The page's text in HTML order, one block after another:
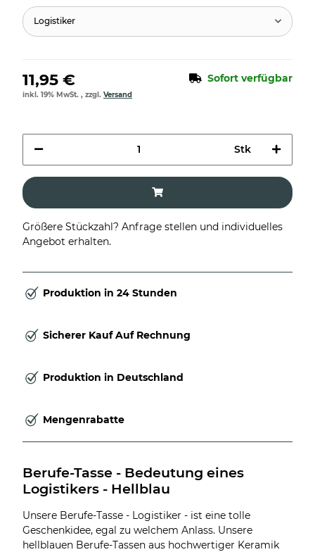
Logistiker
11,95 € Sofort verfügbar
inkl. 19% MwSt. , zzgl. Versand
Stk
Größere Stückzahl? Anfrage stellen und individuelles
Angebot erhalten.
Produktion in 24 Stunden
Sicherer Kauf Auf Rechnung
Produktion in Deutschland
Mengenrabatte
Berufe-Tasse - Bedeutung eines
Logistikers - Hellblau
Unsere Berufe-Tasse - Logistiker - ist eine tolle
Geschenkidee, egal zu welchem Anlass. Unsere
hellblauen Berufe-Tassen aus hochwertiger Keramik